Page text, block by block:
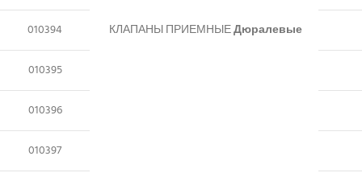
КЛАПАНЫ ПРИЕМНЫЕДюралевые
010394
010395
010396
010397